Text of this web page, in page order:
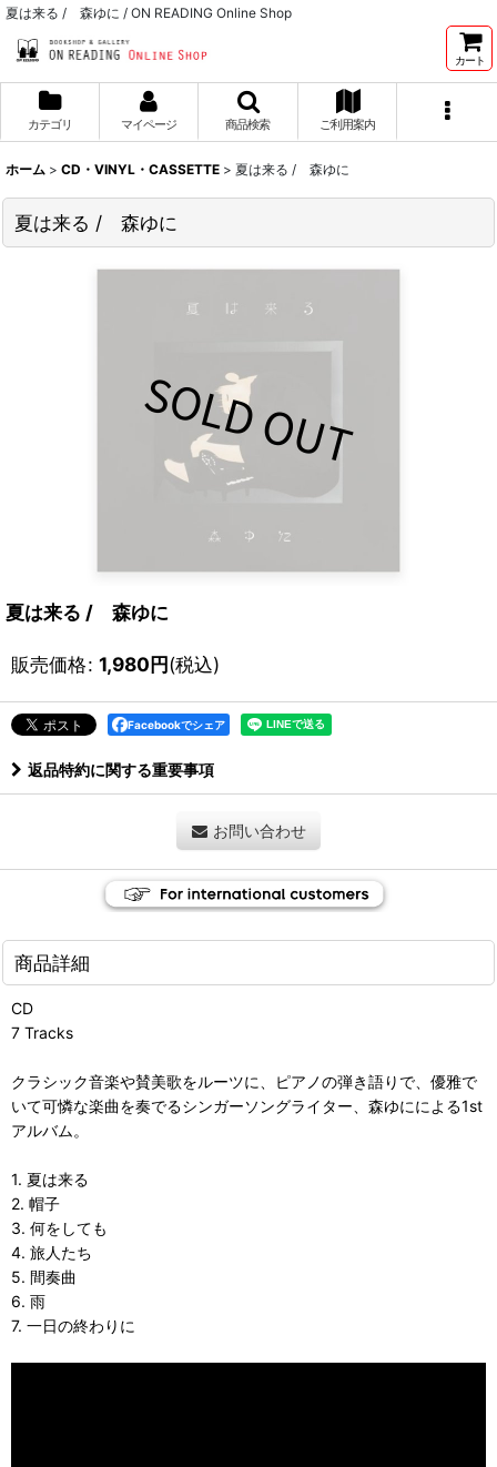
夏は来る / 森ゆに / ON READING Online Shop
カート
カテゴリ マイページ 商品検索 ご利用案内
ホーム > CD・VINYL・CASSETTE > 夏は来る / 森ゆに
夏は来る / 森ゆに
夏は来る / 森ゆに
販売価格: 1,980円(税込)
Facebookでシェア
返品特約に関する重要事項
お問い合わせ
商品詳細
CD
7 Tracks
クラシック音楽や賛美歌をルーツに、ピアノの弾き語りで、優雅で
いて可憐な楽曲を奏でるシンガーソングライター、森ゆにによる1st
アルバム。
1. 夏は来る
2. 帽子
3. 何をしても
4. 旅人たち
5. 間奏曲
6. 雨
7. 一日の終わりに